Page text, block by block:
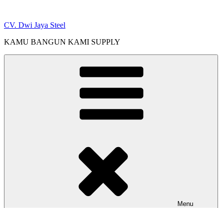
content
CV. Dwi Jaya Steel
KAMU BANGUN KAMI SUPPLY
Menu